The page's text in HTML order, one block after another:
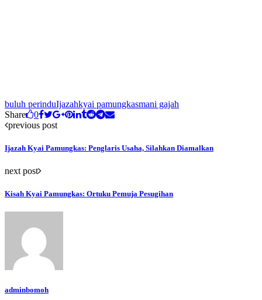
buluh perinduIjazahkyai pamungkasmani gajah
Share
0
previous post
Ijazah Kyai Pamungkas: Penglaris Usaha, Silahkan Diamalkan
next post
Kisah Kyai Pamungkas: Ortuku Pemuja Pesugihan
adminbomoh